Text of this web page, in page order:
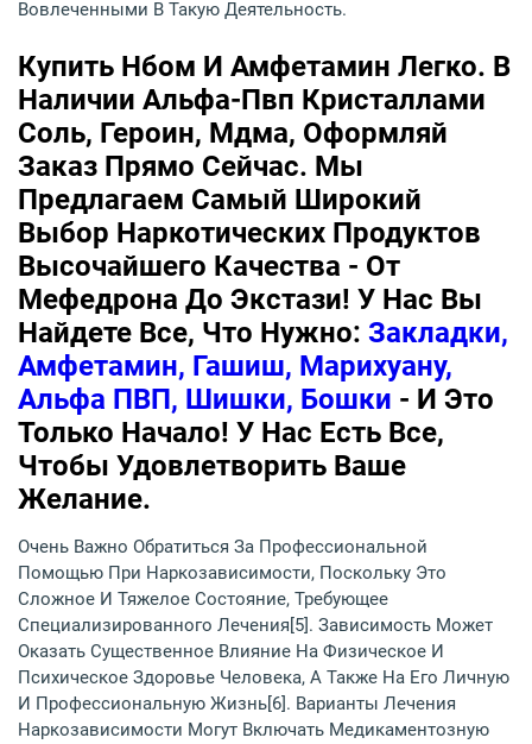
Вовлеченными В Такую Деятельность.
Купить Нбом И Амфетамин Легко. В
Наличии Альфа-Пвп Кристаллами
Соль, Героин, Мдма, Оформляй
Заказ Прямо Сейчас. Мы
Предлагаем Самый Широкий
Выбор Наркотических Продуктов
Высочайшего Качества - От
Мефедрона До Экстази! У Нас Вы
Найдете Все, Что Нужно: Закладки,
Амфетамин, Гашиш, Марихуану,
Альфа ПВП, Шишки, Бошки - И Это
Только Начало! У Нас Есть Все,
Чтобы Удовлетворить Ваше
Желание.
Очень Важно Обратиться За Профессиональной
Помощью При Наркозависимости, Поскольку Это
Сложное И Тяжелое Состояние, Требующее
Специализированного Лечения[5]. Зависимость Может
Оказать Существенное Влияние На Физическое И
Психическое Здоровье Человека, А Также На Его Личную
И Профессиональную Жизнь[6]. Варианты Лечения
Наркозависимости Могут Включать Медикаментозную